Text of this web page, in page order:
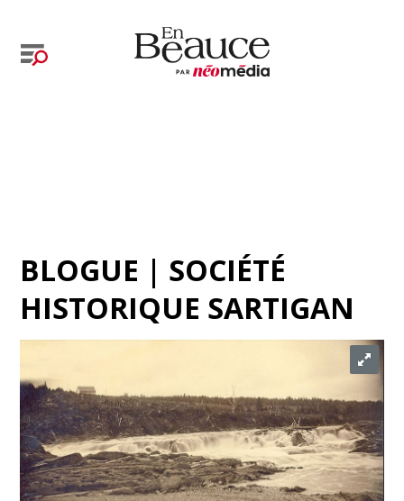
BLOGUE | SOCIÉTÉ
HISTORIQUE SARTIGAN